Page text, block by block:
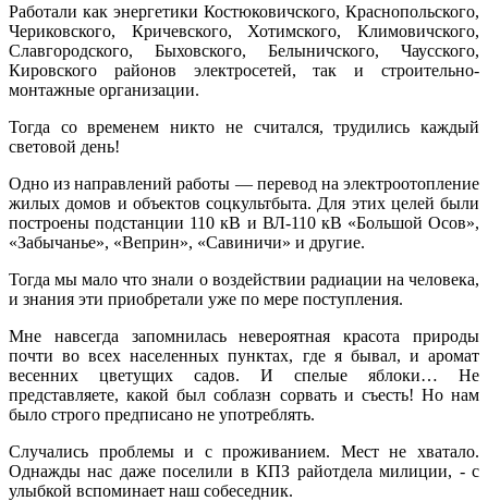
Работали как энергетики Костюковичского, Краснопольского,
Чериковского, Кричевского, Хотимского, Климовичского,
Славгородского, Быховского, Белыничского, Чаусского,
Кировского районов электросетей, так и строительно-
монтажные организации.
Тогда со временем никто не считался, трудились каждый
световой день!
Одно из направлений работы — перевод на электроотопление
жилых домов и объектов соцкультбыта. Для этих целей были
построены подстанции 110 кВ и ВЛ-110 кВ «Большой Осов»,
«Забычанье», «Веприн», «Савиничи» и другие.
Тогда мы мало что знали о воздействии радиации на человека,
и знания эти приобретали уже по мере поступления.
Мне навсегда запомнилась невероятная красота природы
почти во всех населенных пунктах, где я бывал, и аромат
весенних цветущих садов. И спелые яблоки… Не
представляете, какой был соблазн сорвать и съесть! Но нам
было строго предписано не употреблять.
Случались проблемы и с проживанием. Мест не хватало.
Однажды нас даже поселили в КПЗ райотдела милиции, - с
улыбкой вспоминает наш собеседник.